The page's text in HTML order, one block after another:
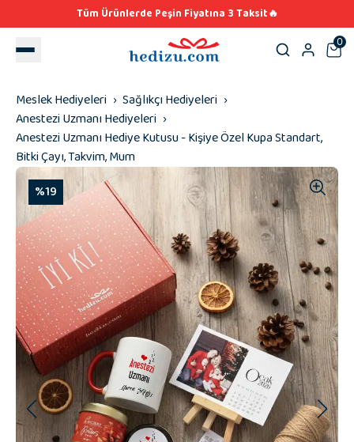
Tüm Ürünlerde Peşin Fiyatına 3 Taksit🔥
0
Meslek Hediyeleri
Sağlıkçı Hediyeleri
Anestezi Uzmanı Hediyeleri
Anestezi Uzmanı Hediye Kutusu - Kişiye Özel Kupa Standart,
Bitki Çayı, Takvim, Mum
%19